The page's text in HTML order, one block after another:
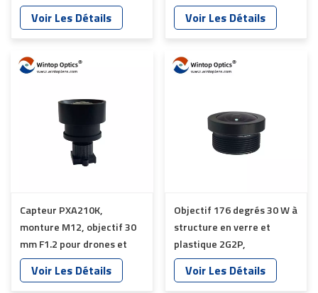
surveillance du conducteur
et systèmes de vision
Voir Les Détails
intelligente et caméra
automobile YT-5760-C1
Voir Les Détails
Capteur PXA210K,
monture M12, objectif 30
mm F1.2 pour drones et
applications de vision
nocturne YT-4045-A6
Voir Les Détails
Objectif 176 degrés 30 W à
structure en verre et
plastique 2G2P,
compatible avec tous les
modèles d'objectifs
Voir Les Détails